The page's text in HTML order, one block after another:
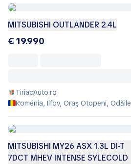
MITSUBISHI OUTLANDER 2.4L
€ 19.990
TiriacAuto.ro
Roménia, Ilfov, Oraş Otopeni, Odăile
MITSUBISHI MY26 ASX 1.3L DI-T
7DCT MHEV INTENSE SYLECOLD